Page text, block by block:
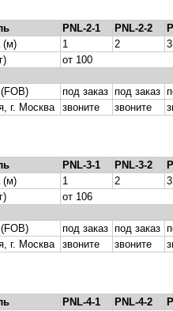
PNL-2-1 PNL-2-2
(м)
1 2
3
от 100
под заказ под заказ
г. Москва
звоните звоните
PNL-3-1 PNL-3-2
(м)
1 2
3
от 106
под заказ под заказ
г. Москва
звоните звоните
PNL-4-1 PNL-4-2